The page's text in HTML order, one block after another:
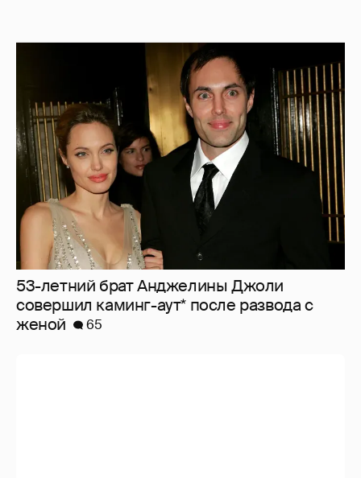
53-летний брат Анджелины Джоли
совершил каминг-аут* после развода с
женой
65